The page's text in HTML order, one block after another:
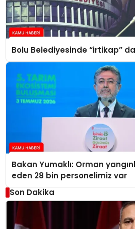
Bolu Belediyesinde “irtikap”
Bakan Yumaklı: Orman
eden 28 bin personelimiz var
Son Dakika